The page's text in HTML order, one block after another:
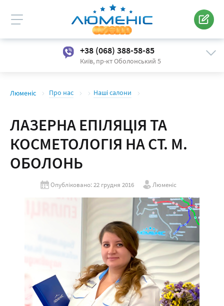
Київ Оболонь
+38 (068) 388-58-85
Київ, пр-кт Оболонський 5
Люменіс Про нас Наші салони
ЛАЗЕРНА ЕПІЛЯЦІЯ ТА
КОСМЕТОЛОГІЯ НА СТ. М.
ОБОЛОНЬ
Опубліковано: 22 грудня 2016 Люменіс